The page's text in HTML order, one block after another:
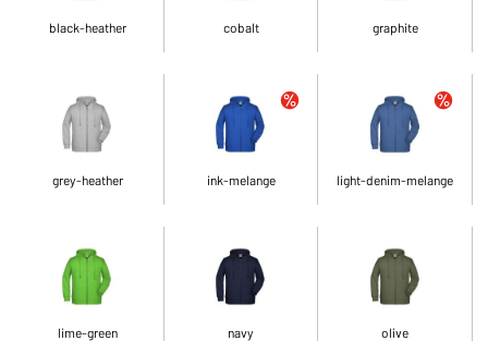
black-heather cobalt graphite
grey-heather ink-melange light-denim-melange
lime-green navy olive